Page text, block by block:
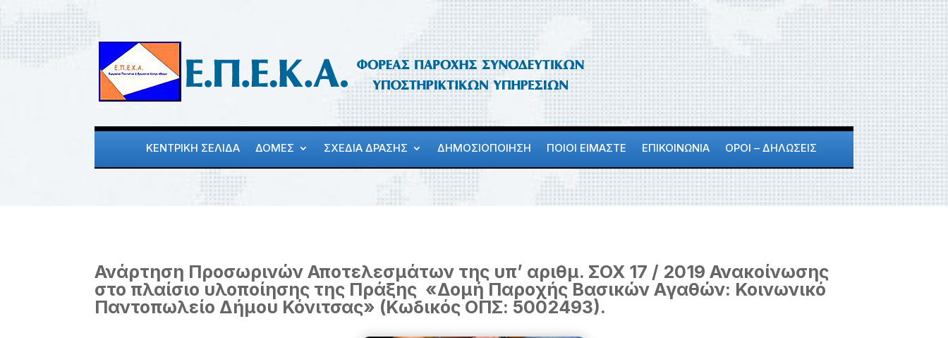
ΚΕΝΤΡΙΚΗ ΣΕΛΙΔΑ ΔΟΜΕΣ ΣΧΕΔΙΑ ΔΡΑΣΗΣ ΔΗΜΟΣΙΟΠΟΙΗΣΗ ΠΟΙΟΙ ΕΙΜΑΣΤΕ ΕΠΙΚΟΙΝΩΝΙΑ ΟΡΟΙ – ΔΗΛΩΣΕΙΣ
Ανάρτηση Προσωρινών Αποτελεσμάτων της υπ’ αριθμ. ΣΟΧ 17 / 2019 Ανακοίνωσης
στο πλαίσιο υλοποίησης της Πράξης «Δομή Παροχής Βασικών Αγαθών: Κοινωνικό
Παντοπωλείο Δήμου Κόνιτσας» (Κωδικός ΟΠΣ: 5002493).